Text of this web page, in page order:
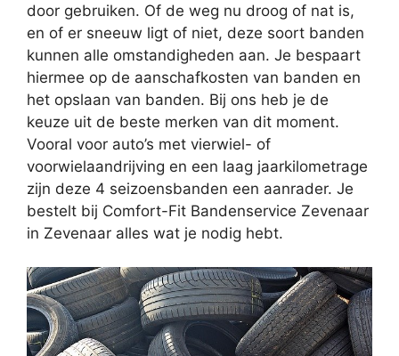
door gebruiken. Of de weg nu droog of nat is,
en of er sneeuw ligt of niet, deze soort banden
kunnen alle omstandigheden aan. Je bespaart
hiermee op de aanschafkosten van banden en
het opslaan van banden. Bij ons heb je de
keuze uit de beste merken van dit moment.
Vooral voor auto’s met vierwiel- of
voorwielaandrijving en een laag jaarkilometrage
zijn deze 4 seizoensbanden een aanrader. Je
bestelt bij Comfort-Fit Bandenservice Zevenaar
in Zevenaar alles wat je nodig hebt.